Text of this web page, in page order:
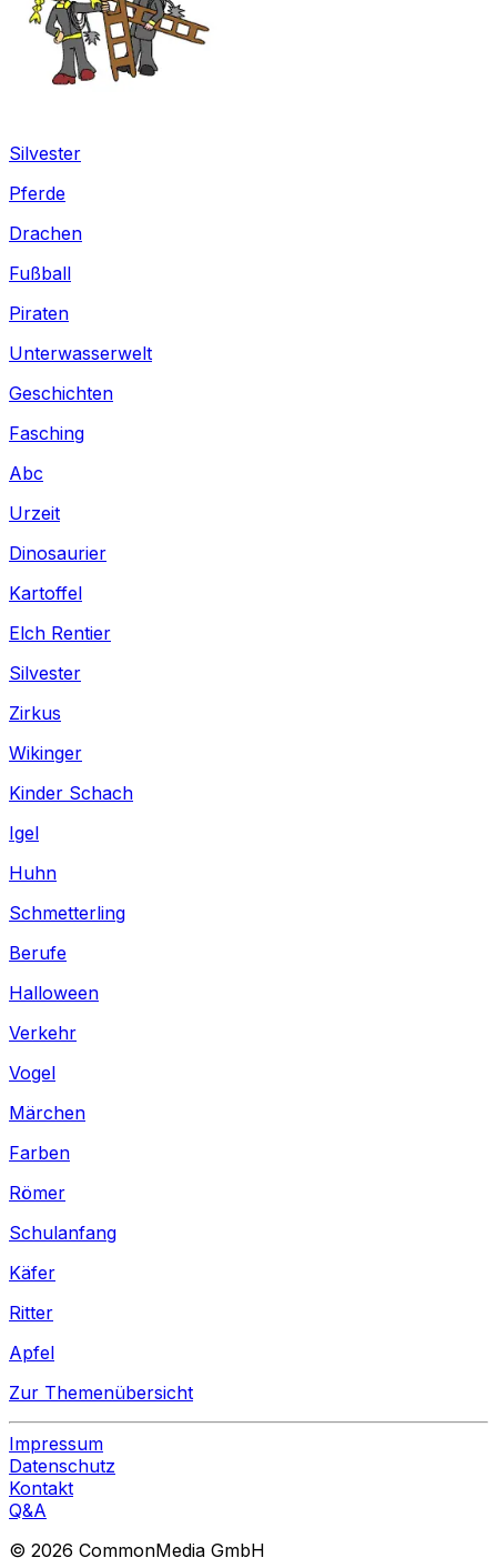
Silvester
Pferde
Drachen
Fußball
Piraten
Unterwasserwelt
Geschichten
Fasching
Abc
Urzeit
Dinosaurier
Kartoffel
Elch Rentier
Silvester
Zirkus
Wikinger
Kinder Schach
Igel
Huhn
Schmetterling
Berufe
Halloween
Verkehr
Vogel
Märchen
Farben
Römer
Schulanfang
Käfer
Ritter
Apfel
Zur Themenübersicht
Impressum
Datenschutz
Kontakt
Q&A
© 2026 CommonMedia GmbH